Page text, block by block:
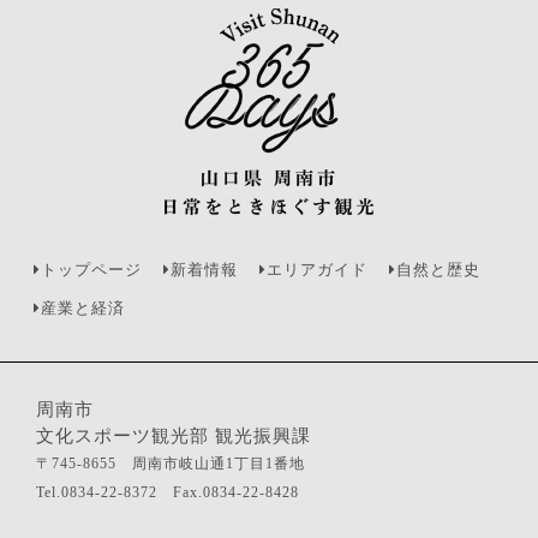
トップページ 新着情報 エリアガイド 自然と歴史
産業と経済
周南市
文化スポーツ観光部 観光振興課
〒745-8655 周南市岐山通1丁目1番地
Tel.0834-22-8372 Fax.0834-22-8428